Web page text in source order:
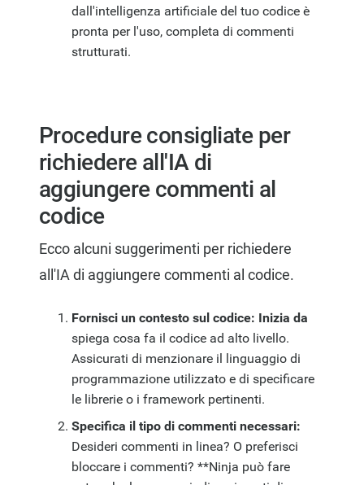
dall'intelligenza artificiale del tuo codice è
pronta per l'uso, completa di commenti
strutturati.
Procedure consigliate per
richiedere all'IA di
aggiungere commenti al
codice
Ecco alcuni suggerimenti per richiedere
all'IA di aggiungere commenti al codice.
Fornisci un contesto sul codice: Inizia da
spiega cosa fa il codice ad alto livello.
Assicurati di menzionare il linguaggio di
programmazione utilizzato e di specificare
le librerie o i framework pertinenti.
Specifica il tipo di commenti necessari:
Desideri commenti in linea? O preferisci
bloccare i commenti? **Ninja può fare